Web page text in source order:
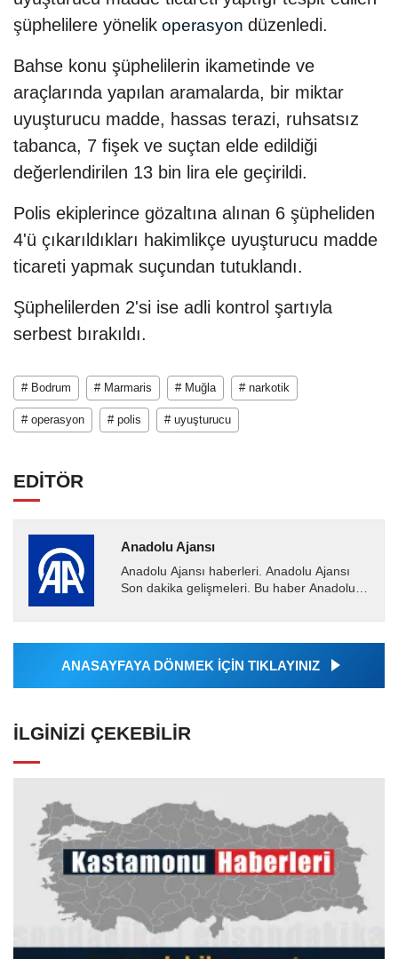
şüphelilere yönelik operasyon düzenledi.
Bahse konu şüphelilerin ikametinde ve
araçlarında yapılan aramalarda, bir miktar
uyuşturucu madde, hassas terazi, ruhsatsız
tabanca, 7 fişek ve suçtan elde edildiği
değerlendirilen 13 bin lira ele geçirildi.
Polis ekiplerince gözaltına alınan 6 şüpheliden
4'ü çıkarıldıkları hakimlikçe uyuşturucu madde
ticareti yapmak suçundan tutuklandı.
Şüphelilerden 2'si ise adli kontrol şartıyla
serbest bırakıldı.
# Bodrum # Marmaris # Muğla # narkotik
# operasyon # polis # uyuşturucu
EDİTÖR
Anadolu Ajansı
Anadolu Ajansı haberleri. Anadolu Ajansı
Son dakika gelişmeleri. Bu haber Anadolu
Ajansı tarafından...
ANASAYFAYA DÖNMEK İÇİN TIKLAYINIZ
İLGINIZI ÇEKEBILIR